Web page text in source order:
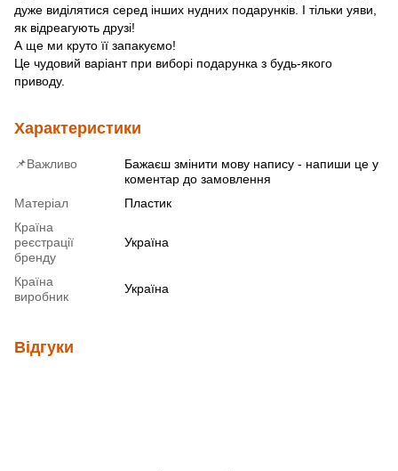
дуже виділятися серед інших нудних подарунків. І тільки уяви,
як відреагують друзі!
А ще ми круто її запакуємо!
Це чудовий варіант при виборі подарунка з будь-якого
приводу.
Характеристики
📌Важливо
Бажаєш змінити мову напису - напиши це у
коментар до замовлення
Матеріал
Пластик
Країна
реєстрації
бренду
Україна
Країна
виробник
Україна
Відгуки